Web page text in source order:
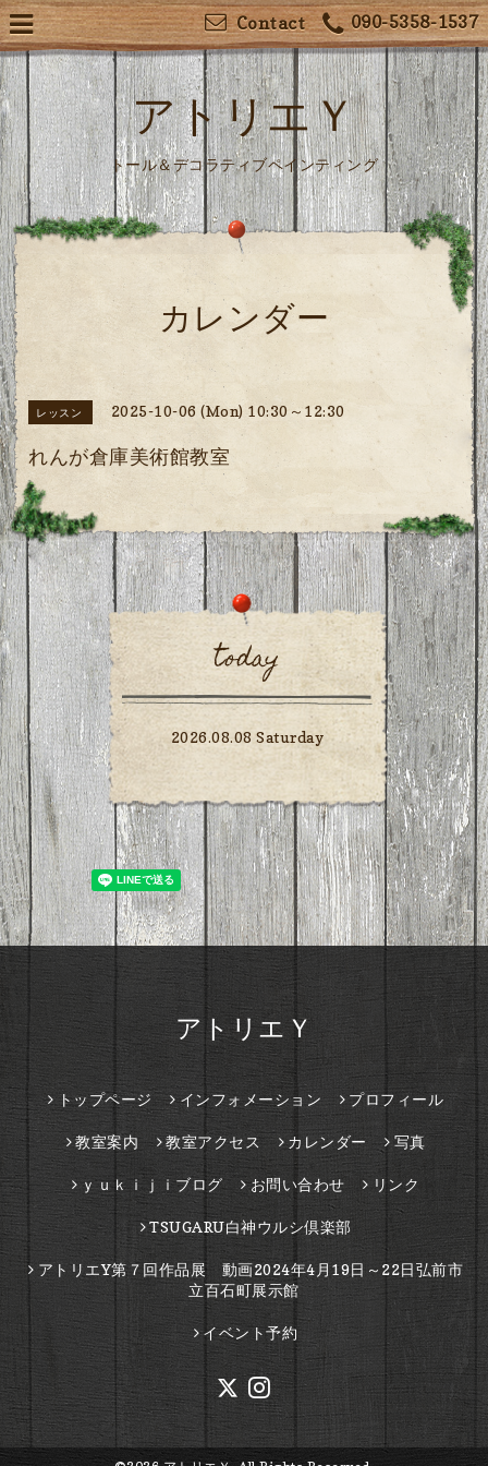
090-5358-1537
Contact
アトリエＹ
トール＆デコラティブペインティング
カレンダー
レッスン 2025-10-06 (Mon) 10:30～12:30
れんが倉庫美術館教室
today
2026.08.08 Saturday
アトリエＹ
トップページ インフォメーション プロフィール
教室案内 教室アクセス カレンダー 写真
ｙｕｋｉｊｉブログ お問い合わせ リンク
TSUGARU白神ウルシ倶楽部
アトリエY第７回作品展 動画2024年4月19日～22日弘前市
立百石町展示館
イベント予約